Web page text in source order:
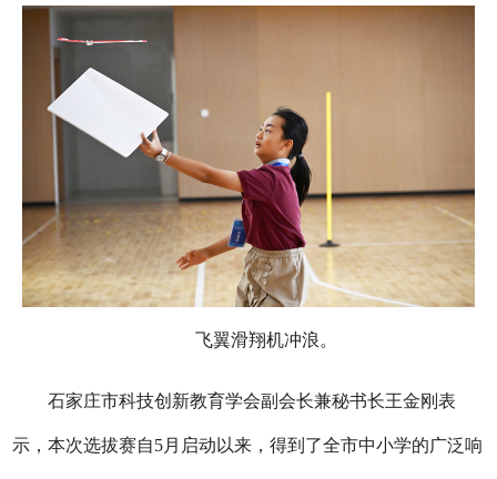
飞翼滑翔机冲浪。
石家庄市科技创新教育学会副会长兼秘书长王金刚表
示，本次选拔赛自5月启动以来，得到了全市中小学的广泛响